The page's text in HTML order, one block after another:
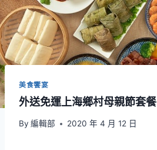
美食饗宴
外送免運上海鄉村母親節套餐
By 編輯部 2020 年 4 月 12 日